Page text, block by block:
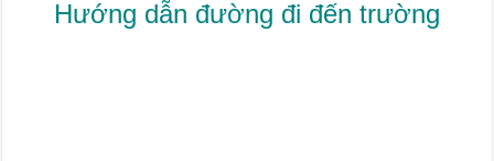
Hướng dẫn đường đi đến trường